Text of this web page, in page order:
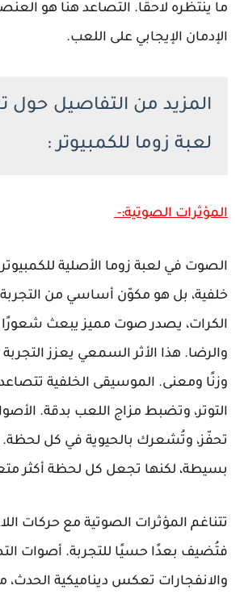
ما ينتظره لاحقًا. التصاعد هنا هو
الإدمان الإيجابي على اللعب.
المزيد من التفاصيل حول
لعبة زوما للكمبيوتر :
المؤثرات الصوتية:-
الصوت في لعبة زوما الأصلية
خلفية، بل هو مكوّن أساسي من
الكرات، يصدر صوت مميز يبعث شعورًا
والرضا. هذا الأثر السمعي يعزز
وزنًا ومعنى. الموسيقى الخلفية
التوتر، وتضبط مزاج اللعب بدقة.
تحفّز، وتُشعرك بالحيوية في كل
بسيطة، لكنها تجعل كل لحظة أكثر
تتناغم المؤثرات الصوتية مع حركات
فتُضيف بعدًا حسيًا للتجربة. أصوات
والانفجارات تعكس ديناميكية الحدث،